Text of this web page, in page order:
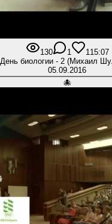
130 1 1 15:07
День биологии - 2 (Михаил
05.09.2016
🐙